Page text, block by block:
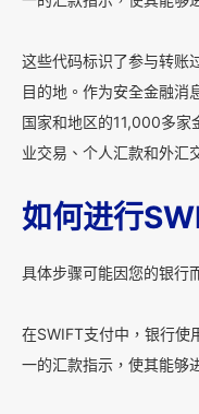
这些代码标识了参与转账
目的地。作为安全金融消
国家和地区的11,000多家
业交易、个人汇款和外汇
如何进行
具体步骤可能因您的银行
在SWIFT支付中，银行使
一的汇款指示，使其能够